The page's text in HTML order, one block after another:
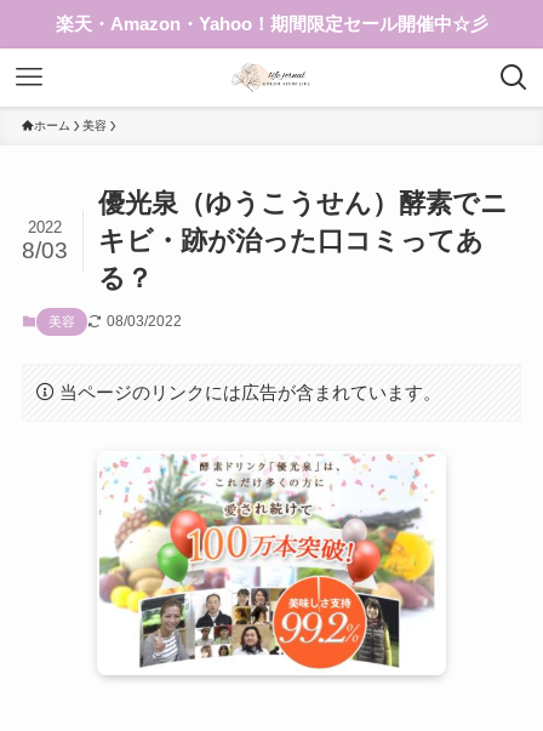
楽天・Amazon・Yahoo！期間限定セール開催中☆彡
ホーム 美容
優光泉（ゆうこうせん）酵素でニ
キビ・跡が治った口コミってあ
る？
2022
8/03
美容 08/03/2022
当ページのリンクには広告が含まれています。